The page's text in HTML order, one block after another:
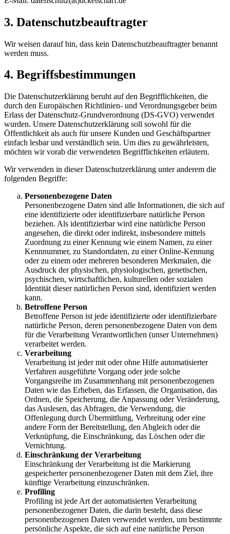
3. Datenschutzbeauftragter
Wir weisen darauf hin, dass kein Datenschutzbeauftragter benannt
werden muss.
4. Begriffsbestimmungen
Die Datenschutzerklärung beruht auf den Begrifflichkeiten, die
durch den Europäischen Richtlinien- und Verordnungsgeber beim
Erlass der Datenschutz-Grundverordnung (DS-GVO) verwendet
wurden. Unsere Datenschutzerklärung soll sowohl für die
Öffentlichkeit als auch für unsere Kunden und Geschäftspartner
einfach lesbar und verständlich sein. Um dies zu gewährleisten,
möchten wir vorab die verwendeten Begrifflichkeiten erläutern.
Wir verwenden in dieser Datenschutzerklärung unter anderem die
folgenden Begriffe:
Personenbezogene Daten
Personenbezogene Daten sind alle Informationen, die sich auf
eine identifizierte oder identifizierbare natürliche Person
beziehen. Als identifizierbar wird eine natürliche Person
angesehen, die direkt oder indirekt, insbesondere mittels
Zuordnung zu einer Kennung wie einem Namen, zu einer
Kennnummer, zu Standortdaten, zu einer Online-Kennung
oder zu einem oder mehreren besonderen Merkmalen, die
Ausdruck der physischen, physiologischen, genetischen,
psychischen, wirtschaftlichen, kulturellen oder sozialen
Identität dieser natürlichen Person sind, identifiziert werden
kann.
Betroffene Person
Betroffene Person ist jede identifizierte oder identifizierbare
natürliche Person, deren personenbezogene Daten von dem
für die Verarbeitung Verantwortlichen (unser Unternehmen)
verarbeitet werden.
Verarbeitung
Verarbeitung ist jeder mit oder ohne Hilfe automatisierter
Verfahren ausgeführte Vorgang oder jede solche
Vorgangsreihe im Zusammenhang mit personenbezogenen
Daten wie das Erheben, das Erfassen, die Organisation, das
Ordnen, die Speicherung, die Anpassung oder Veränderung,
das Auslesen, das Abfragen, die Verwendung, die
Offenlegung durch Übermittlung, Verbreitung oder eine
andere Form der Bereitstellung, den Abgleich oder die
Verknüpfung, die Einschränkung, das Löschen oder die
Vernichtung.
Einschränkung der Verarbeitung
Einschränkung der Verarbeitung ist die Markierung
gespeicherter personenbezogener Daten mit dem Ziel, ihre
künftige Verarbeitung einzuschränken.
Profiling
Profiling ist jede Art der automatisierten Verarbeitung
personenbezogener Daten, die darin besteht, dass diese
personenbezogenen Daten verwendet werden, um bestimmte
persönliche Aspekte, die sich auf eine natürliche Person